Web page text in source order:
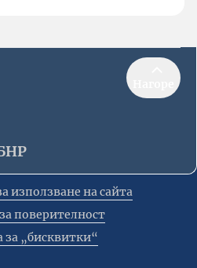
използване на сайта
поверителност
„бисквитки“